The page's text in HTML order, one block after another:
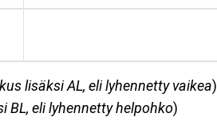
lisäksi AL, eli lyhennetty vaikea)
BL, eli lyhennetty helpohko)